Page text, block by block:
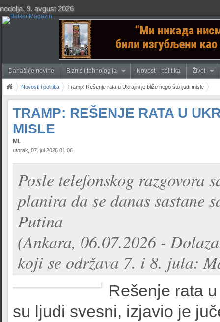
nedelja, 9. avgust 2026
Današnje novine Biznis i tehnologija Novosti i politika Život
Novosti i politika Tramp: Rešenje rata u Ukrajini je bliže nego što ljudi misle
TRAMP: REŠENJE RATA U
MISLE
ML
utorak, 07. jul 2026 01:06
Posle telefonskog razgovora
planira da se danas sastane
Putina
(Ankara, 06.07.2026 -
koji se održava 7. i 8. jula:
Rešenje rata
su ljudi svesni, izjavio je